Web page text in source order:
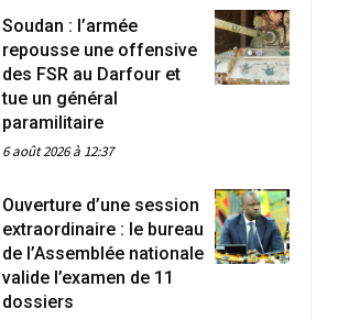
Soudan : l’armée
repousse une offensive
des FSR au Darfour et
tue un général
paramilitaire
6 août 2026 à 12:37
Ouverture d’une session
extraordinaire : le bureau
de l’Assemblée nationale
valide l’examen de 11
dossiers